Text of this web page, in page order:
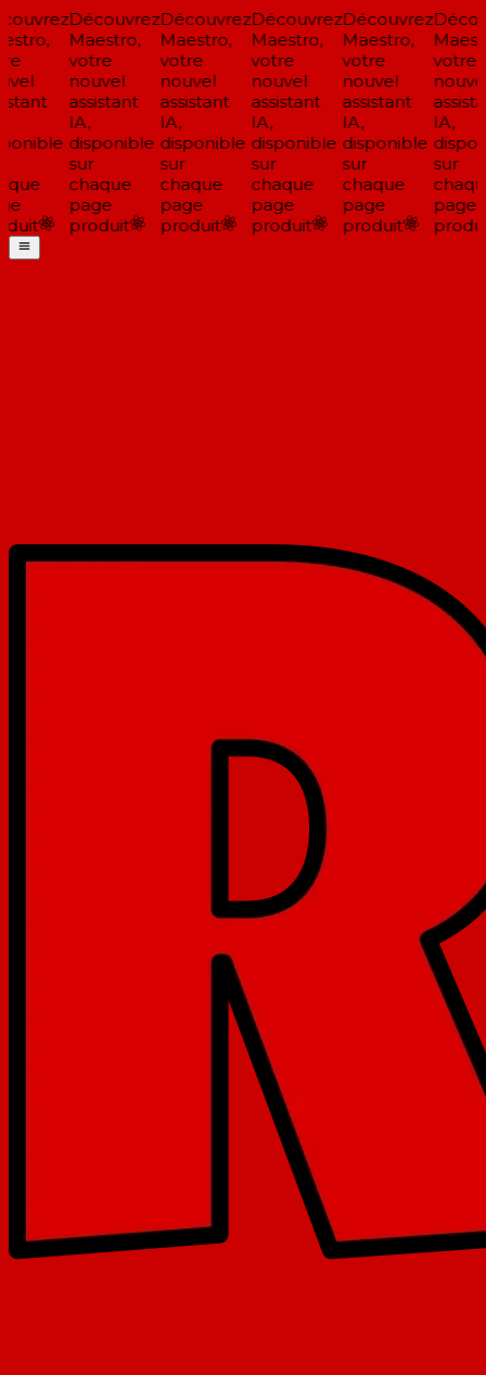
Découvrez
Maestro,
votre
nouvel
assistant
IA,
disponible
sur
chaque
page
produit
Découvrez
Maestro,
votre
nouvel
assistant
IA,
disponible
sur
chaque
page
produit
Découvrez
Maestro,
votre
nouvel
assistant
IA,
disponible
sur
chaque
page
produit
Découvrez
Maestro,
votre
nouvel
assistant
IA,
disponible
sur
chaque
page
produit
votre
nouvel
IA,
sur
page